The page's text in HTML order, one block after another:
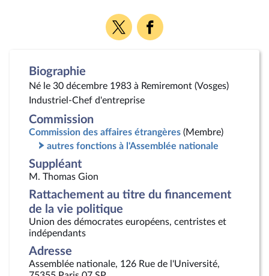
Voir
la
Voir
la
Biographie
Né le 30 décembre 1983 à Remiremont (Vosges)
Industriel-Chef d'entreprise
Commission
Commission des affaires étrangères (Membre)
autres fonctions à l'Assemblée nationale
Suppléant
M. Thomas Gion
Rattachement au titre du financement
de la vie politique
Union des démocrates européens, centristes et
indépendants
Adresse
Assemblée nationale, 126 Rue de l'Université,